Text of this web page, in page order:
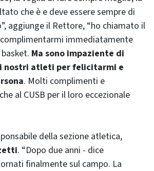
che è e deve essere sempre di
aggiunge il Rettore, “ho chiamato il
immediatamente
Ma sono impaziente di
nostri atleti per felicitarmi e
. Molti complimenti e
al CUSB per il loro eccezionale
della sezione atletica,
. “Dopo due anni - dice
finalmente sul campo. La